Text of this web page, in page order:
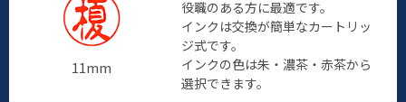
11mm
役職のある方に最適です。
インクは交換が簡単なカートリッ
ジ式です。
インクの色は朱・濃茶・赤茶から
選択できます。